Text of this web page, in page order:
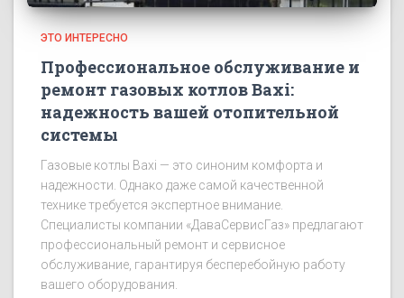
ЭТО ИНТЕРЕСНО
Профессиональное обслуживание и
ремонт газовых котлов Baxi:
надежность вашей отопительной
системы
Газовые котлы Baxi — это синоним комфорта и
надежности. Однако даже самой качественной
технике требуется экспертное внимание.
Специалисты компании «ДаваСервисГаз» предлагают
профессиональный ремонт и сервисное
обслуживание, гарантируя бесперебойную работу
вашего оборудования.